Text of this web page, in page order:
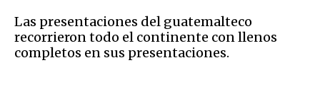
Las presentaciones del guatemalteco
recorrieron todo el continente con llenos
completos en sus presentaciones.